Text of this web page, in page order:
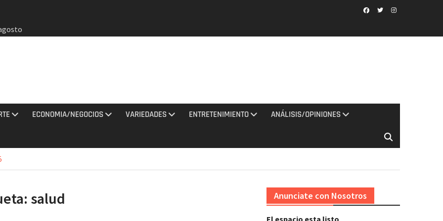
oros
en
ECONOMIA/NEGOCIOS VARIEDADES ENTRETENIMIENTO ANÁLISIS/OPINIONES
salud Anunciate con Nosotros
El espacio esta listo